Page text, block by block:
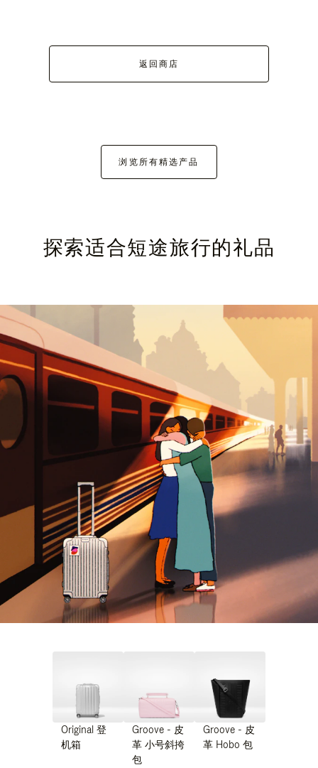
返回商店
浏览所有精选产品
探索适合短途旅行的礼品
Original 登
机箱
Groove - 皮
革 小号斜挎
包
Groove - 皮
革 Hobo 包